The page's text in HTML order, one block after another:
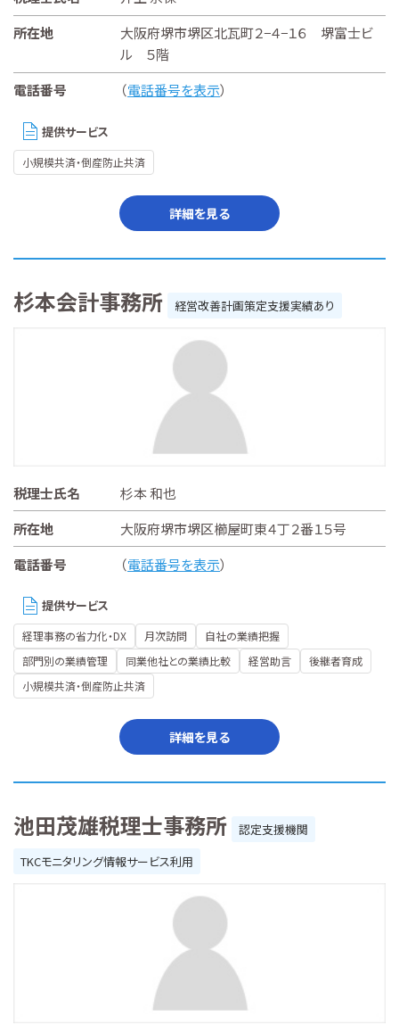
所在地
大阪府堺市堺区北瓦町２−４−１６ 堺富士ビ
ル ５階
電話番号
（電話番号を表示）
提供サービス
小規模共済・倒産防止共済
詳細を見る
杉本会計事務所 経営改善計画策定支援実績あり
税理士氏名
杉本 和也
所在地
大阪府堺市堺区櫛屋町東４丁２番１５号
電話番号
（電話番号を表示）
提供サービス
経理事務の省力化・DX 月次訪問
自社の業績把握
部門別の業績管理
同業他社との業績比較 経営助言
後継者育成
小規模共済・倒産防止共済
詳細を見る
池田茂雄税理士事務所
認定支援機関
TKCモニタリング情報サービス利用